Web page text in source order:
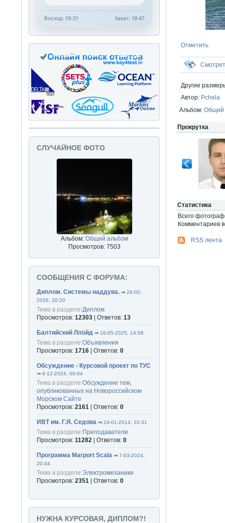
Отметить
Другие
Автор: Pchela
Альбом:Общий
Прокрутка
Статистика
Всего
Комментариев
RSS лента
Восход: 05:21 Закат: 19:47
СЛУЧАЙНОЕ ФОТО
Альбом: Общий альбом
Просмотров: 7503
СООБЩЕНИЯ С ФОРУМА:
Диплом. Системы наддува. ⇒28-02-
2026, 20:20
Тема в разделе:Диплом
Просмотров:12303 | Ответов:13
Балтийский Ллойд ⇒16-05-2025, 14:58
Тема в разделе:Объявления
Просмотров:1716 | Ответов:0
Обсуждение - Курсовой проект по ТУС
⇒6-12-2024, 09:04
Тема в разделе:Обсуждение тем,
опубликованных на Новороссийском
Морском Сайте
Просмотров:2161 | Ответов:0
ИВТ им. Г.Я. Седова ⇒24-01-2014, 10:31
Тема в разделе:Преподаватели
Просмотров:11282 | Ответов:0
Программа Marport Scala ⇒7-03-2024,
20:44
Тема в разделе:Электромеханики
Просмотров:2351 | Ответов:0
НУЖНА КУРСОВАЯ, ДИПЛОМ?!